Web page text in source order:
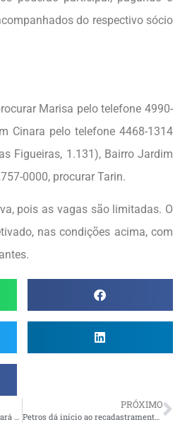
do respectivo sócio
Marisa pelo telefone 4990-
Cinara pelo telefone 4468-1314
Figueiras, 1.131), Bairro Jardim
0000, procurar Tarin.
pois as vagas são limitadas. O
nas condições acima, com
PRÓXIMO
Petros dá início ao recadastramento de assistidos